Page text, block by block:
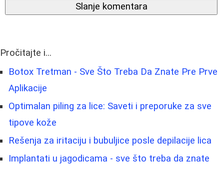
Slanje komentara
Pročitajte i...
Botox Tretman - Sve Što Treba Da Znate Pre Prve
Aplikacije
Optimalan piling za lice: Saveti i preporuke za sve
tipove kože
Rešenja za iritaciju i bubuljice posle depilacije lica
Implantati u jagodicama - sve što treba da znate